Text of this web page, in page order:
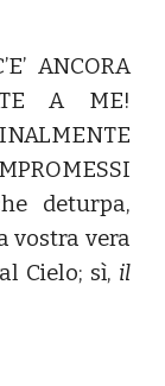
ANCORA
A ME!
deturpa,
vostra vera
Cielo; sì, il